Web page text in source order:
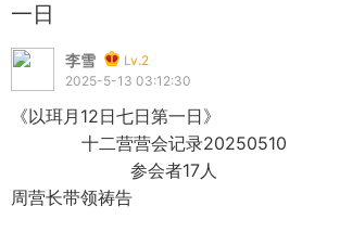
一日
李雪
Lv.2
2025-5-13 03:12:30
《以珥月12日七日第一日》
十二营营会记录20250510
参会者17人
周营长带领祷告